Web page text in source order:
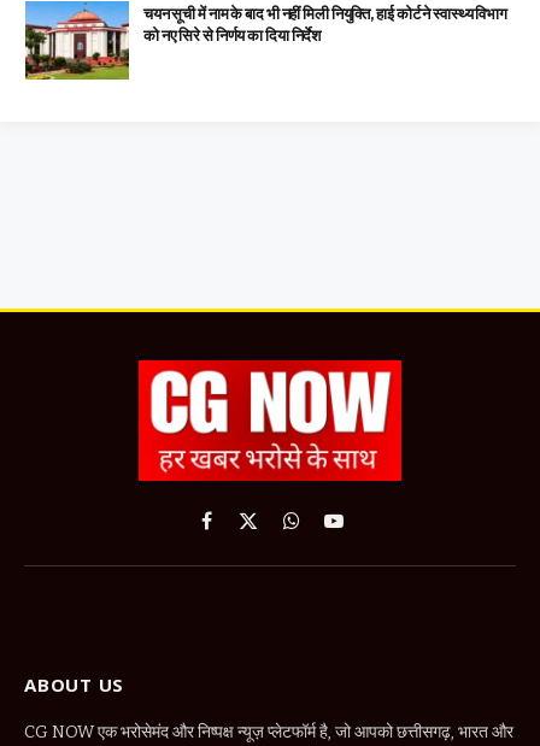
चयन सूची में नाम के बाद भी नहीं मिली नियुक्ति, हाई कोर्ट ने स्वास्थ्य विभाग
को नए सिरे से निर्णय का दिया निर्देश
Facebook
X
WhatsApp
YouTube
ABOUT US
CG NOW एक भरोसेमंद और निष्पक्ष न्यूज़ प्लेटफॉर्म है, जो आपको छत्तीसगढ़, भारत और